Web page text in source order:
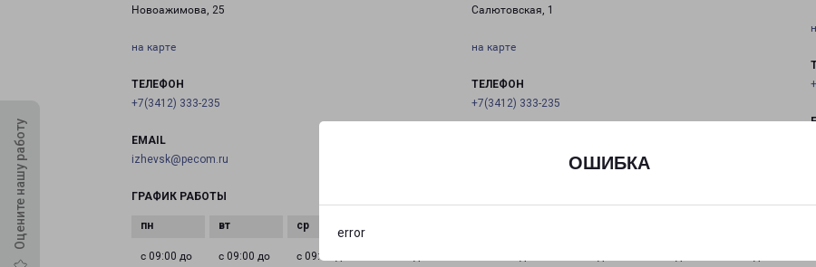
ОШИБКА
error
Оцените нашу работу
Новоажимова, 25
на карте
ТЕЛЕФОН
+7(3412) 333-235
EMAIL
izhevsk@pecom.ru
ГРАФИК РАБОТЫ
с 09:00 до
с 09:00 до
с 09:00 до
Салютовская, 1
на карте
ТЕЛЕФОН
+7(3412) 333-235